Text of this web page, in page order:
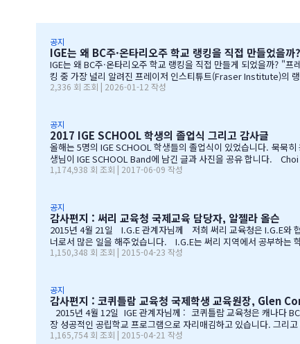
공지
IGE는 왜 BC주·온타리오주 학교 랭킹을 직접 만들었을까?
IGE는 왜 BC주·온타리오주 학교 랭킹을 직접 만들게 되었을까? "프레이저 인스티튜트 랭킹이 중단된 이후, 1년간의 데이터 정리 과정을 공유합니다" 처음부터 랭킹을 만들려던 건 아니었습니다 IGE도 그동안 캐나다 학교 랭
킹 중 가장 널리 알려진 프레이저 인스티튜트(Fraser Institute)의 랭킹을 참고해왔습니다. 학교 상담 시 참
않고 있었습니다. 최근 자료로 BC주 세컨더리 학교들의 현황을 파악하고 싶었는데, 참고할 만한 데이터가 없어
2,336 회 조회 | 2026-01-12 작성
공지
2017 IGE SCHOOL 학생의 졸업식 그리고 감사글
올해는 5명의 IGE SCHOOL 학생들의 졸업식이 있었습니다. 묵묵
생님이 IGE SCHOOL Band에 남긴 글과 사진을 공유 합니다. Choi 기*맘 2017년 6월 7일 오후 1:52 39 읽음 한국시간으로 오늘 저녁 st.john졸업식이 시작됩니다.오늘 졸업식에는
함께하지 못하지만아쉬운 마음을 담아 함께 축하의 인사를 전합니
1,174,938 회 조회 | 2017-06-09 작성
공지
감사편지 : 써리 교육청 국제교육 담당자, 알젤라 올슨
2015년 4월 21일 I.G.E 관계자님께 저희 써리 교육청은 I.G.E와
너로서 많은 일을 해주었습니다. I.G.E는 써리 지역에서 공부하는
서 종합적인 오리엔테이션과 정착서비스, 방과후 프로그램, 홈스테
1,150,348 회 조회 | 2015-04-23 작성
공지
감사편지 : 코퀴틀람 교육청 국제학생 교육원장, Glen
2015년 4월 12일 IGE 관계자님께 : 코퀴틀람 교육청은 캐나다
장 성공적인 공립학교 프로그램으로 자리매김하고 있습니다. 그리
육청이 IGE를 통해 국제학생 프로그램을 제공해 온지도 10년이 되
1,165,754 회 조회 | 2015-04-21 작성